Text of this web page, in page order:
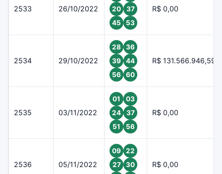
2533 26/10/2022
20
37
45
53
R$ 0,00
2534 29/10/2022
28
36
39
44
56
60
R$ 131.566.946,59
2535 03/11/2022
01
03
24
37
51
56
R$ 0,00
2536 05/11/2022
09
22
27
30
R$ 0,00